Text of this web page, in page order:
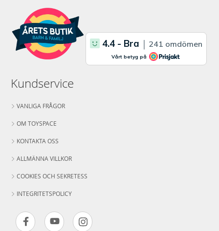
Kundservice
VANLIGA FRÅGOR
OM TOYSPACE
KONTAKTA OSS
ALLMÄNNA VILLKOR
COOKIES OCH SEKRETESS
INTEGRITETSPOLICY